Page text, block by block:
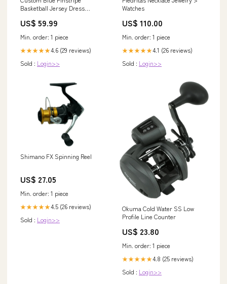
Basketball Jersey Dress
US$ 59.99
Min. order: 1 piece
★★★★★4.6 (29 reviews)
Sold : Login>>
Watches
US$ 110.00
Min. order: 1 piece
★★★★★4.1 (26 reviews)
Sold : Login>>
Shimano FX Spinning Reel
US$ 27.05
Min. order: 1 piece
★★★★★4.5 (26 reviews)
Sold : Login>>
Okuma Cold Water SS Low
Profile Line Counter
US$ 23.80
Min. order: 1 piece
★★★★★4.8 (25 reviews)
Sold : Login>>